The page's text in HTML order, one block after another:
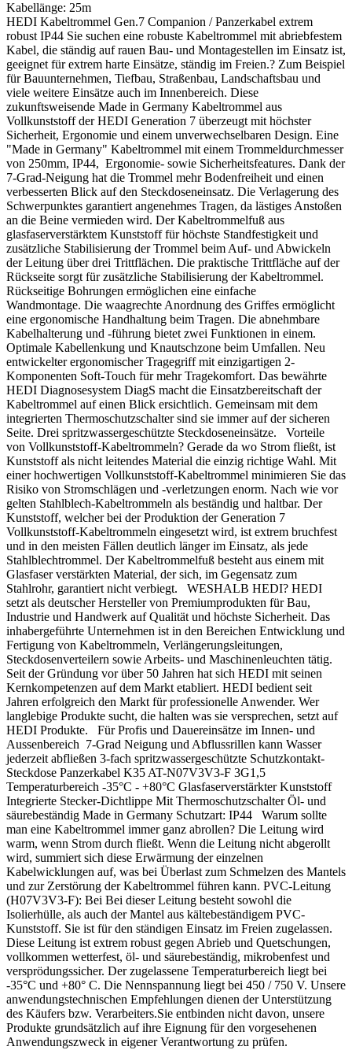
Kabellänge: 25m
HEDI Kabeltrommel Gen.7 Companion / Panzerkabel extrem
robust IP44 Sie suchen eine robuste Kabeltrommel mit abriebfestem
Kabel, die ständig auf rauen Bau- und Montagestellen im Einsatz ist,
geeignet für extrem harte Einsätze, ständig im Freien.? Zum Beispiel
für Bauunternehmen, Tiefbau, Straßenbau, Landschaftsbau und
viele weitere Einsätze auch im Innenbereich. Diese
zukunftsweisende Made in Germany Kabeltrommel aus
Vollkunststoff der HEDI Generation 7 überzeugt mit höchster
Sicherheit, Ergonomie und einem unverwechselbaren Design. Eine
"Made in Germany" Kabeltrommel mit einem Trommeldurchmesser
von 250mm, IP44, Ergonomie- sowie Sicherheitsfeatures. Dank der
7-Grad-Neigung hat die Trommel mehr Bodenfreiheit und einen
verbesserten Blick auf den Steckdoseneinsatz. Die Verlagerung des
Schwerpunktes garantiert angenehmes Tragen, da lästiges Anstoßen
an die Beine vermieden wird. Der Kabeltrommelfuß aus
glasfaserverstärktem Kunststoff für höchste Standfestigkeit und
zusätzliche Stabilisierung der Trommel beim Auf- und Abwickeln
der Leitung über drei Trittflächen. Die praktische Trittfläche auf der
Rückseite sorgt für zusätzliche Stabilisierung der Kabeltrommel.
Rückseitige Bohrungen ermöglichen eine einfache
Wandmontage. Die waagrechte Anordnung des Griffes ermöglicht
eine ergonomische Handhaltung beim Tragen. Die abnehmbare
Kabelhalterung und -führung bietet zwei Funktionen in einem.
Optimale Kabellenkung und Knautschzone beim Umfallen. Neu
entwickelter ergonomischer Tragegriff mit einzigartigen 2-
Komponenten Soft-Touch für mehr Tragekomfort. Das bewährte
HEDI Diagnosesystem DiagS macht die Einsatzbereitschaft der
Kabeltrommel auf einen Blick ersichtlich. Gemeinsam mit dem
integrierten Thermoschutzschalter sind sie immer auf der sicheren
Seite. Drei spritzwassergeschützte Steckdoseneinsätze. Vorteile
von Vollkunststoff-Kabeltrommeln? Gerade da wo Strom fließt, ist
Kunststoff als nicht leitendes Material die einzig richtige Wahl. Mit
einer hochwertigen Vollkunststoff-Kabeltrommel minimieren Sie das
Risiko von Stromschlägen und -verletzungen enorm. Nach wie vor
gelten Stahlblech-Kabeltrommeln als beständig und haltbar. Der
Kunststoff, welcher bei der Produktion der Generation 7
Vollkunststoff-Kabeltrommeln eingesetzt wird, ist extrem bruchfest
und in den meisten Fällen deutlich länger im Einsatz, als jede
Stahlblechtrommel. Der Kabeltrommelfuß besteht aus einem mit
Glasfaser verstärkten Material, der sich, im Gegensatz zum
Stahlrohr, garantiert nicht verbiegt. WESHALB HEDI? HEDI
setzt als deutscher Hersteller von Premiumprodukten für Bau,
Industrie und Handwerk auf Qualität und höchste Sicherheit. Das
inhabergeführte Unternehmen ist in den Bereichen Entwicklung und
Fertigung von Kabeltrommeln, Verlängerungsleitungen,
Steckdosenverteilern sowie Arbeits- und Maschinenleuchten tätig.
Seit der Gründung vor über 50 Jahren hat sich HEDI mit seinen
Kernkompetenzen auf dem Markt etabliert. HEDI bedient seit
Jahren erfolgreich den Markt für professionelle Anwender. Wer
langlebige Produkte sucht, die halten was sie versprechen, setzt auf
HEDI Produkte. Für Profis und Dauereinsätze im Innen- und
Aussenbereich 7-Grad Neigung und Abflussrillen kann Wasser
jederzeit abfließen 3-fach spritzwassergeschützte Schutzkontakt-
Steckdose Panzerkabel K35 AT-N07V3V3-F 3G1,5
Temperaturbereich -35°C - +80°C Glasfaserverstärkter Kunststoff
Integrierte Stecker-Dichtlippe Mit Thermoschutzschalter Öl- und
säurebeständig Made in Germany Schutzart: IP44 Warum sollte
man eine Kabeltrommel immer ganz abrollen? Die Leitung wird
warm, wenn Strom durch fließt. Wenn die Leitung nicht abgerollt
wird, summiert sich diese Erwärmung der einzelnen
Kabelwicklungen auf, was bei Überlast zum Schmelzen des Mantels
und zur Zerstörung der Kabeltrommel führen kann. PVC-Leitung
(H07V3V3-F): Bei Bei dieser Leitung besteht sowohl die
Isolierhülle, als auch der Mantel aus kältebeständigem PVC-
Kunststoff. Sie ist für den ständigen Einsatz im Freien zugelassen.
Diese Leitung ist extrem robust gegen Abrieb und Quetschungen,
vollkommen wetterfest, öl- und säurebeständig, mikrobenfest und
versprödungssicher. Der zugelassene Temperaturbereich liegt bei
-35°C und +80° C. Die Nennspannung liegt bei 450 / 750 V. Unsere
anwendungstechnischen Empfehlungen dienen der Unterstützung
des Käufers bzw. Verarbeiters.Sie entbinden nicht davon, unsere
Produkte grundsätzlich auf ihre Eignung für den vorgesehenen
Anwendungszweck in eigener Verantwortung zu prüfen.